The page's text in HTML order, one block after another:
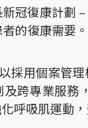
冠復康計劃
的復康需要
採用個案管
及跨專業服
呼吸肌運動